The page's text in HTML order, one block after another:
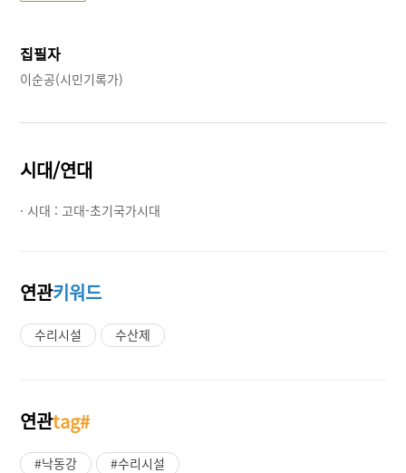
집필자
이순공(시민기록가)
시대/연대
· 시대 : 고대-초기국가시대
연관키워드
수리시설 수산제
연관tag#
#낙동강 #수리시설